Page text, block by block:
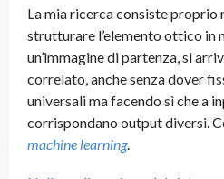
La mia ricerca consiste proprio
strutturare l’elemento ottico in
un’immagine di partenza, si
correlato, anche senza dover
universali ma facendo sì che a
corrispondano output diversi.
machine learning.